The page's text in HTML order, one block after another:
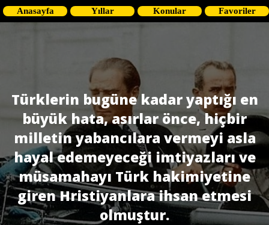
Anasayfa Yıllar Konular Favoriler
Türklerin bugüne kadar yaptığı en
büyük hata, asırlar önce, hiçbir
milletin yabancılara vermeyi asla
hayal edemeyeceği imtiyazları ve
müsamahayı Türk hakimiyetine
giren Hristiyanlara ihsan etmesi
olmuştur.